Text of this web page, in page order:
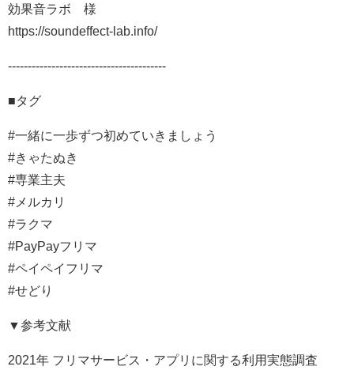
効果音ラボ 様
https://soundeffect-lab.info/
----------------------------------------
■タグ
#一緒に一歩ずつ初めていきましょう
#きゃたぬき
#専業主夫
#メルカリ
#ラクマ
#PayPayフリマ
#ペイペイフリマ
#せどり
▼参考文献
2021年 フリマサービス・アプリに関する利用実態調査